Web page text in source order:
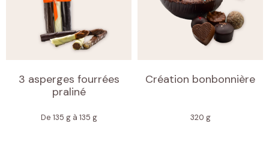
3 asperges fourrées
praliné
De 135 g à 135 g
Création bonbonnière
320 g